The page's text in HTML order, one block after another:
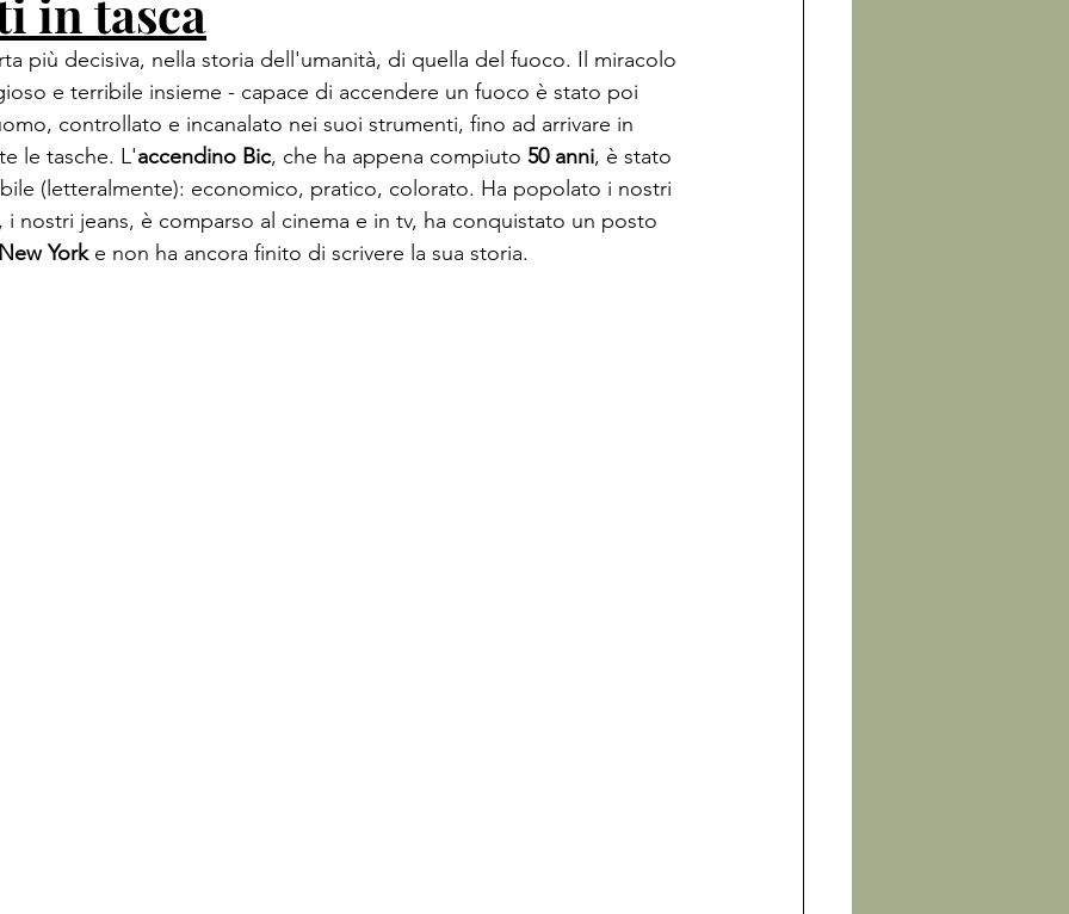
in tasca
più decisiva, nella storia dell'umanità, di quella del fuoco. Il miracolo
e terribile insieme - capace di accendere un fuoco è stato poi
controllato e incanalato nei suoi strumenti, fino ad arrivare in
le tasche. L'accendino Bic, che ha appena compiuto 50 anni, è stato
(letteralmente): economico, pratico, colorato. Ha popolato i nostri
i nostri jeans, è comparso al cinema e in tv, ha conquistato un posto
York e non ha ancora finito di scrivere la sua storia.